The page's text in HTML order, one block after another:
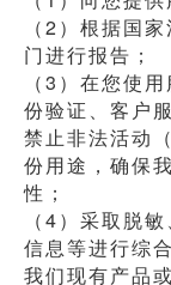
（2）根据国
门进行报告；
（3）在您使
份验证、客户
禁止非法活动
份用途，确保
性；
（4）采取脱
信息等进行综
我们现有产品